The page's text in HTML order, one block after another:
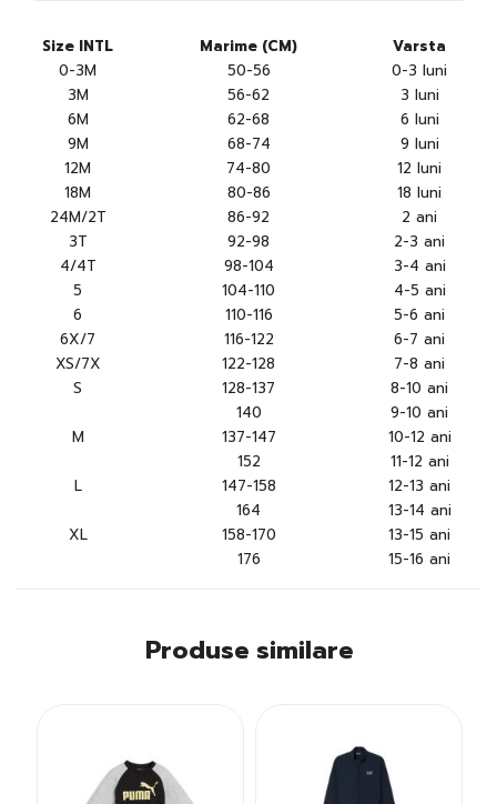
Size INTL Marime (CM)
Varsta
0-3M
50-56
0-3 luni
3M
56-62
3 luni
6M
62-68
6 luni
9M
68-74
9 luni
12M
74-80
12 luni
18M
80-86
18 luni
24M/2T
86-92
2 ani
3T
92-98
2-3 ani
4/4T
98-104
3-4 ani
5
104-110
4-5 ani
6
110-116
5-6 ani
6X/7
116-122
6-7 ani
XS/7X
122-128
7-8 ani
S
128-137
8-10 ani
140
9-10 ani
M
137-147
10-12 ani
152
11-12 ani
L
147-158
12-13 ani
164
13-14 ani
XL
158-170
13-15 ani
176
15-16 ani
Produse similare